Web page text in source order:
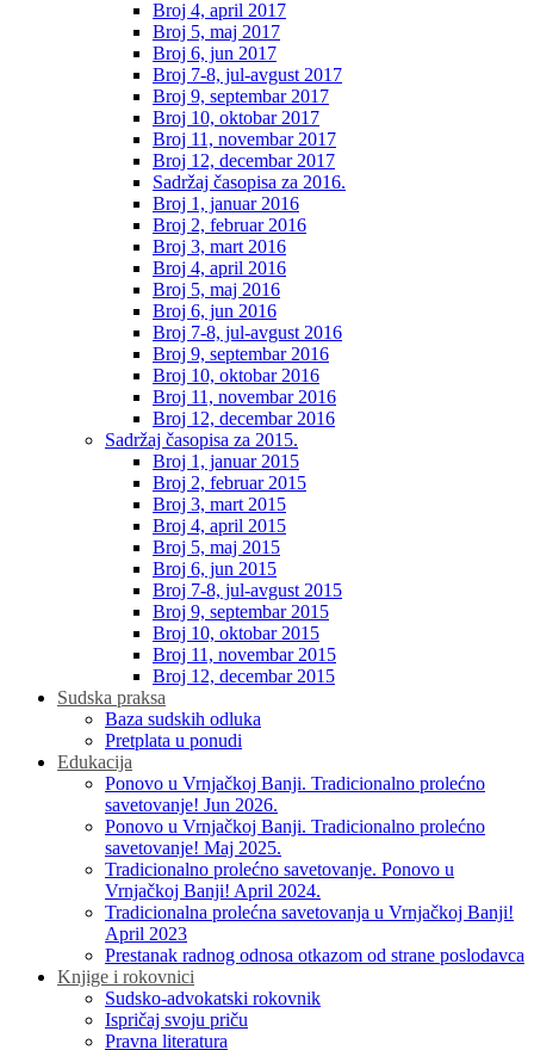
Broj 4, april 2017
Broj 5, maj 2017
Broj 6, jun 2017
Broj 7-8, jul-avgust 2017
Broj 9, septembar 2017
Broj 10, oktobar 2017
Broj 11, novembar 2017
Broj 12, decembar 2017
Sadržaj časopisa za 2016.
Broj 1, januar 2016
Broj 2, februar 2016
Broj 3, mart 2016
Broj 4, april 2016
Broj 5, maj 2016
Broj 6, jun 2016
Broj 7-8, jul-avgust 2016
Broj 9, septembar 2016
Broj 10, oktobar 2016
Broj 11, novembar 2016
Broj 12, decembar 2016
Sadržaj časopisa za 2015.
Broj 1, januar 2015
Broj 2, februar 2015
Broj 3, mart 2015
Broj 4, april 2015
Broj 5, maj 2015
Broj 6, jun 2015
Broj 7-8, jul-avgust 2015
Broj 9, septembar 2015
Broj 10, oktobar 2015
Broj 11, novembar 2015
Broj 12, decembar 2015
Sudska praksa
Baza sudskih odluka
Pretplata u ponudi
Edukacija
Ponovo u Vrnjačkoj Banji. Tradicionalno prolećno
savetovanje! Jun 2026.
Ponovo u Vrnjačkoj Banji. Tradicionalno prolećno
savetovanje! Maj 2025.
Tradicionalno prolećno savetovanje. Ponovo u
Vrnjačkoj Banji! April 2024.
Tradicionalna prolećna savetovanja u Vrnjačkoj Banji!
April 2023
Prestanak radnog odnosa otkazom od strane poslodavca
Knjige i rokovnici
Sudsko-advokatski rokovnik
Ispričaj svoju priču
Pravna literatura